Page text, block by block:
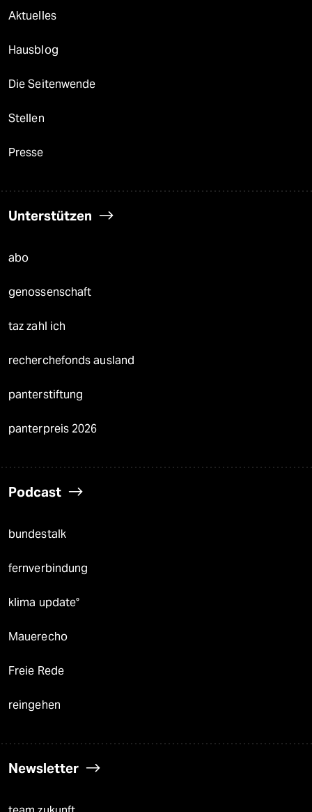
Aktuelles
Hausblog
Die Seitenwende
Stellen
Presse
Unterstützen
abo
genossenschaft
taz zahl ich
recherchefonds ausland
panterstiftung
panterpreis 2026
Podcast
bundestalk
fernverbindung
klima update°
Mauerecho
Freie Rede
reingehen
Newsletter